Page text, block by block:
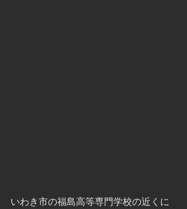
いわき市の福島高等専門学校の近くに